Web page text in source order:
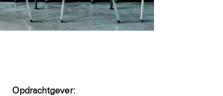
Opdrachtgever: